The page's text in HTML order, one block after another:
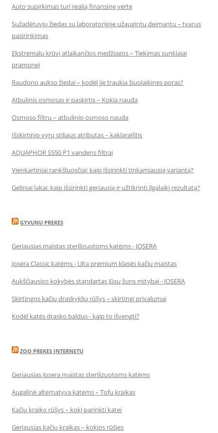
Auto supirkimas turi realią finansinę vertę
Sužadėtuvių žiedas su laboratorijoje užaugintu deimantu – tvarus
pasirinkimas
Ekstremalų krūvį atlaikančios medžiagos – Tiekimas sunkiajai
pramonei
Raudono aukso žiedai – kodėl jie traukia šiuolaikines poras?
Atbulinis osmosas ir paskirtis – Kokia nauda
Osmoso filtrų – atbulinio osmoso nauda
Išskirtinio vyrų stiliaus atributas – kaklaraištis
AQUAPHOR S550 P1 vandens filtrai
Vienkartiniai rankšluosčiai: kaip išsirinkti tinkamiausią variantą?
Geliniai lakai: kaip išsirinkti geriausią ir užtikrinti ilgalaikį rezultatą?
GYVUNU PREKES
Geriausias maistas sterilizuotoms katėms - JOSERA
Josera Classic katėms - Ulta premium klasės kačių maistas
Aukščiausios kokybės standartas Jūsų šuns mitybai - JOSERA
Skirtingos kačių draskyklių rūšys – skirtingi privalumai
Kodėl katės drasko baldus - kaip to išvengti?
ZOO PREKES INTERNETU
Geriausias Josera maistas sterilizuotoms katėms
Augalinė alternatyva katėms – Tofu kraikas
Kačių kraiko rūšys – kokį parinkti katei
Geriausias kačių kraikas – kokios rūšies